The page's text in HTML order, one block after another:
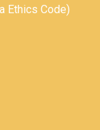
Ethics Code)